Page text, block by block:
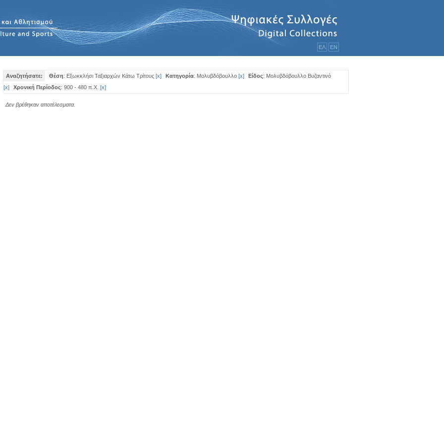
ΕΛ ΕΝ
Αναζητήσατε: Θέση: Εξωκκλήσι Ταξιαρχών Κάτω Τρίτους [x] Κατηγορία: Μολυβδόβουλλο [x] Είδος: Μολυβδόβουλλο Βυζαντινό
[x] Χρονική Περίοδος: 900 - 480 π.Χ. [x]
Δεν βρέθηκαν αποτέλεσματα.